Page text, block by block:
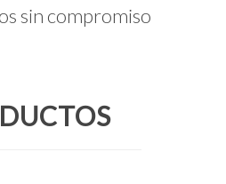
sin compromiso